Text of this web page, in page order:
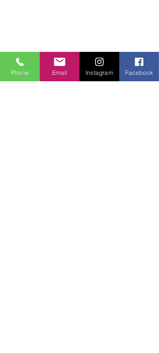
Phone Email Instagram Facebook